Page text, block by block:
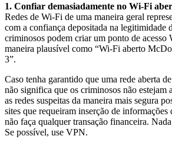
1. Confiar demasiadamente no Wi-Fi
Redes de Wi-Fi de uma maneira geral
com a confiança depositada na legitimidade
criminosos podem criar um ponto de acesso
maneira plausível como “Wi-Fi aberto
3”.
Caso tenha garantido que uma rede aberta
não significa que os criminosos não estejam
as redes suspeitas da maneira mais segura
sites que requeiram inserção de
não faça qualquer transação financeira.
Se possível, use VPN.